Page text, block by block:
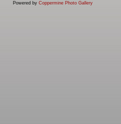
Powered by Coppermine Photo Gallery